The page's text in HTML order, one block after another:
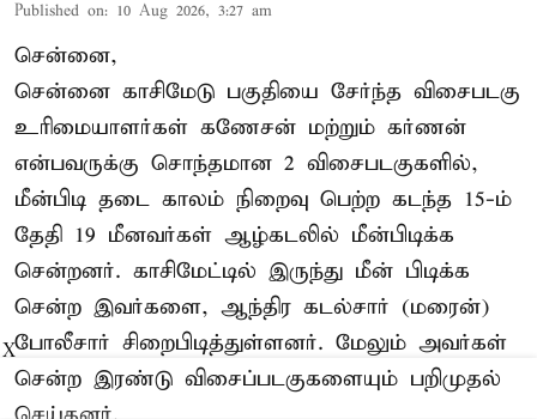
Published on: 10 Aug 2026, 3:27 am
சென்னை,
சென்னை காசிமேடு பகுதியை சேர்ந்த விசைபடகு
உரிமையாளர்கள் கணேசன் மற்றும் கர்ணன்
என்பவருக்கு சொந்தமான 2 விசைபடகுகளில்,
மீன்பிடி தடை காலம் நிறைவு பெற்ற கடந்த 15-ம்
தேதி 19 மீனவர்கள் ஆழ்கடலில் மீன்பிடிக்க
சென்றனர். காசிமேட்டில் இருந்து மீன் பிடிக்க
சென்ற இவர்களை, ஆந்திர கடல்சார் (மரைன்)
போலீசார் சிறைபிடித்துள்ளனர். மேலும் அவர்கள்
சென்ற இரண்டு விசைப்படகுகளையும் பறிமுதல்
X